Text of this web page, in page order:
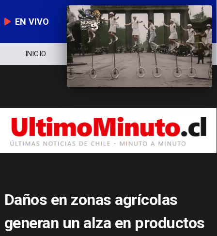
EN VIVO
NOTICIERO POLÍTICA ECONOMÍA
Daños en zonas agrícolas
generan un alza en productos